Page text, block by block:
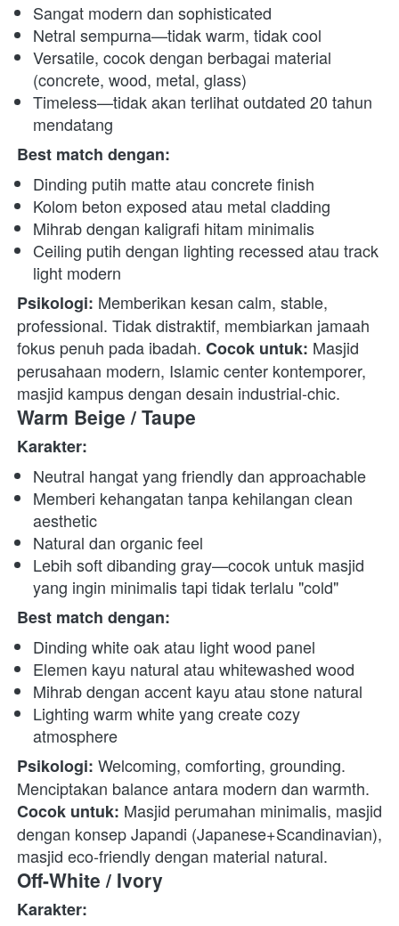
Sangat modern dan sophisticated
Netral sempurna—tidak warm, tidak cool
Versatile, cocok dengan berbagai material
(concrete, wood, metal, glass)
Timeless—tidak akan terlihat outdated 20 tahun
mendatang
Best match dengan:
Dinding putih matte atau concrete finish
Kolom beton exposed atau metal cladding
Mihrab dengan kaligrafi hitam minimalis
Ceiling putih dengan lighting recessed atau track
light modern
Psikologi: Memberikan kesan calm, stable,
professional. Tidak distraktif, membiarkan jamaah
fokus penuh pada ibadah. Cocok untuk: Masjid
perusahaan modern, Islamic center kontemporer,
masjid kampus dengan desain industrial-chic.
Warm Beige / Taupe
Karakter:
Neutral hangat yang friendly dan approachable
Memberi kehangatan tanpa kehilangan clean
aesthetic
Natural dan organic feel
Lebih soft dibanding gray—cocok untuk masjid
yang ingin minimalis tapi tidak terlalu "cold"
Best match dengan:
Dinding white oak atau light wood panel
Elemen kayu natural atau whitewashed wood
Mihrab dengan accent kayu atau stone natural
Lighting warm white yang create cozy
atmosphere
Psikologi: Welcoming, comforting, grounding.
Cocok untuk: Masjid perumahan minimalis, masjid
dengan konsep Japandi (Japanese+Scandinavian),
masjid eco-friendly dengan material natural.
Off-White / Ivory
Karakter: